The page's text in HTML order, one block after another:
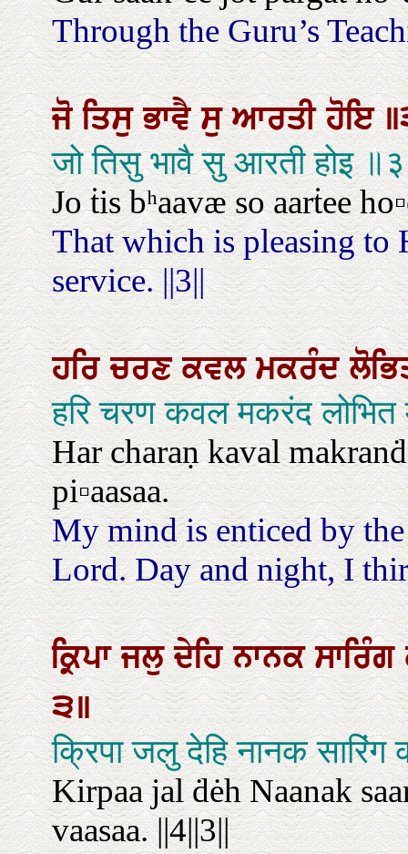
Through the Guru’s
ਜੋਤਿਸੁਭਾਵੈਸੁਆਰਤੀਹੋਇ
जो तिसु भावै सु आरती होइ
Jo ṫis bʰaavæ so aarṫee
That which is pleasing
service. ||3||
ਹਰਿਚਰਣਕਵਲਮਕਰੰਦ
हरि चरण कवल मकरंद लोभित
Har charaṇ kaval
pi▫aasaa.
My mind is enticed by
Lord. Day and night, I
ਕ੍ਰਿਪਾਜਲੁਦੇਹਿਨਾਨਕਸਾਰਿੰਗ
੩॥
क्रिपा जलु देहि नानक
Kirpaa jal ḋėh Naanak
vaasaa. ||4||3||